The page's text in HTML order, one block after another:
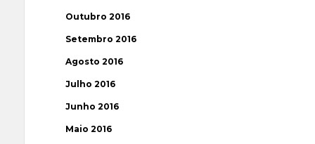
Outubro 2016
Setembro 2016
Agosto 2016
Julho 2016
Junho 2016
Maio 2016